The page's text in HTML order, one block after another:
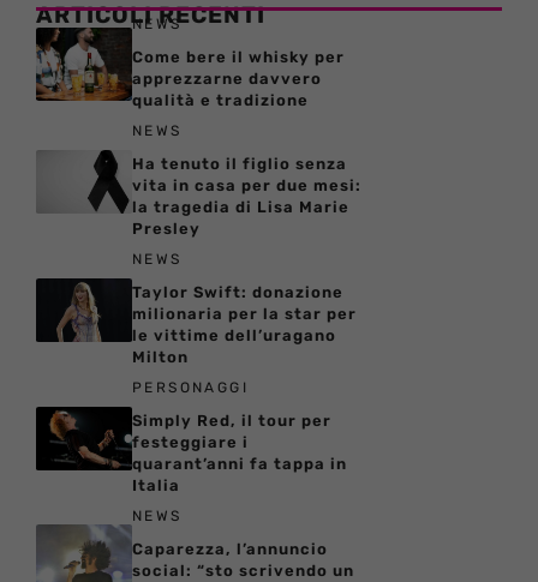
ARTICOLI RECENTI
NEWS
Come bere il whisky per
apprezzarne davvero
qualità e tradizione
NEWS
Ha tenuto il figlio senza
vita in casa per due mesi:
la tragedia di Lisa Marie
Presley
NEWS
Taylor Swift: donazione
milionaria per la star per
le vittime dell’uragano
Milton
PERSONAGGI
Simply Red, il tour per
festeggiare i
quarant’anni fa tappa in
Italia
NEWS
Caparezza, l’annuncio
social: “sto scrivendo un